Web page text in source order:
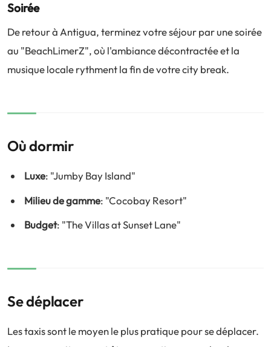
Soirée
De retour à Antigua, terminez votre séjour par une soirée
au "BeachLimerZ", où l'ambiance décontractée et la
musique locale rythment la fin de votre city break.
Où dormir
Luxe: "Jumby Bay Island"
Milieu de gamme: "Cocobay Resort"
Budget: "The Villas at Sunset Lane"
Se déplacer
Les taxis sont le moyen le plus pratique pour se déplacer.